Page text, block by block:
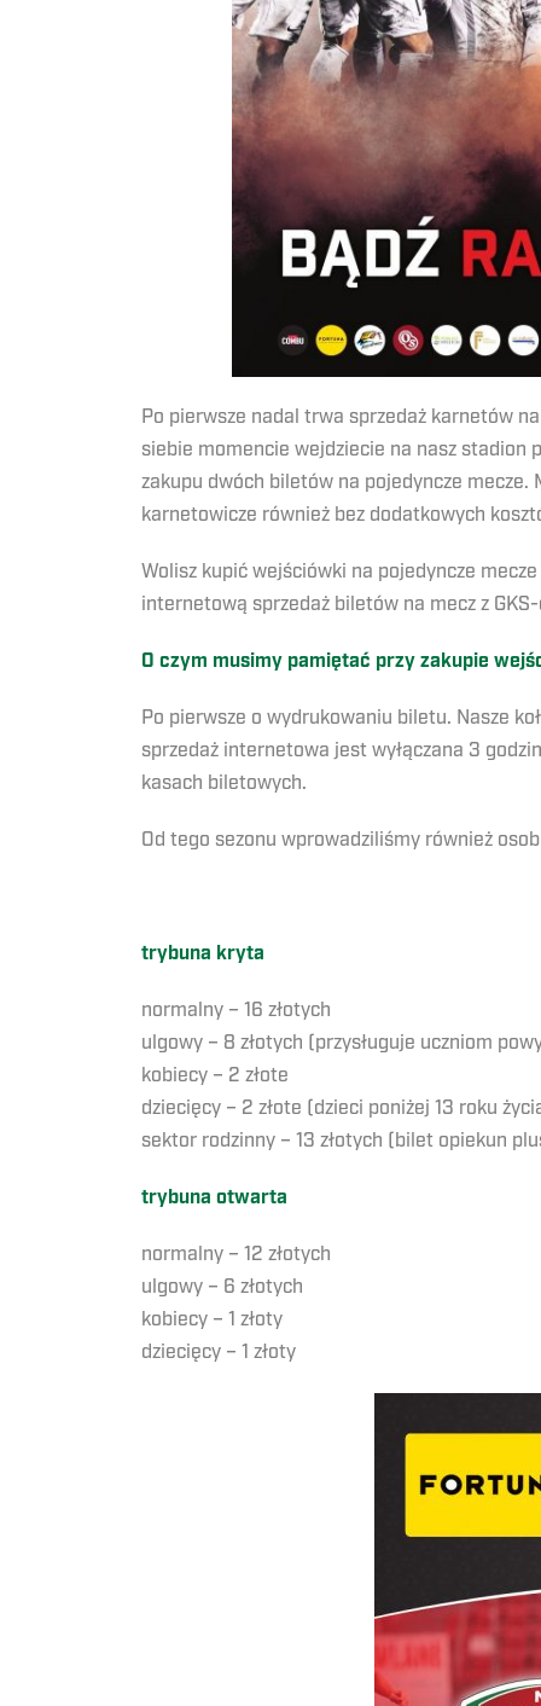
Po pierwsze nadal trwa sprzedaż karnetów
siebie momencie wejdziecie na nasz stadion
zakupu dwóch biletów na pojedyncze mecze.
karnetowicze również bez dodatkowych
Wolisz kupić wejściówki na pojedyncze
internetową sprzedaż biletów na mecz z
O czym musimy pamiętać przy zakupie
Po pierwsze o wydrukowaniu biletu. Nasze
sprzedaż internetowa jest wyłączana 3
kasach biletowych.
Od tego sezonu wprowadziliśmy również
trybuna kryta
normalny – 16 złotych
ulgowy – 8 złotych (przysługuje uczniom
kobiecy – 2 złote
dziecięcy – 2 złote (dzieci poniżej 13 roku
sektor rodzinny – 13 złotych (bilet opiekun
trybuna otwarta
normalny – 12 złotych
ulgowy – 6 złotych
kobiecy – 1 złoty
dziecięcy – 1 złoty